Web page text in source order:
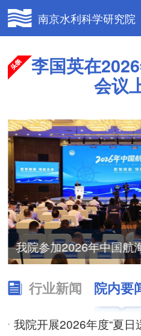
南京水利科学研究院
李国英在
会议
行业新闻 院内要